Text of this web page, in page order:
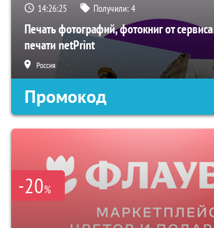
14:26:24 Получили:4
Печать фотографий, фотокниг от
печати netPrint
Россия
Промокод
-20%